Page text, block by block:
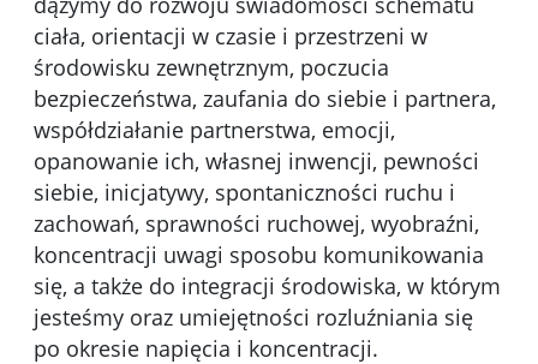
ciała, orientacji w czasie i przestrzeni w
środowisku zewnętrznym, poczucia
bezpieczeństwa, zaufania do siebie i partnera,
współdziałanie partnerstwa, emocji,
opanowanie ich, własnej inwencji, pewności
siebie, inicjatywy, spontaniczności ruchu i
zachowań, sprawności ruchowej, wyobraźni,
koncentracji uwagi sposobu komunikowania
się, a także do integracji środowiska, w którym
jesteśmy oraz umiejętności rozluźniania się
po okresie napięcia i koncentracji.